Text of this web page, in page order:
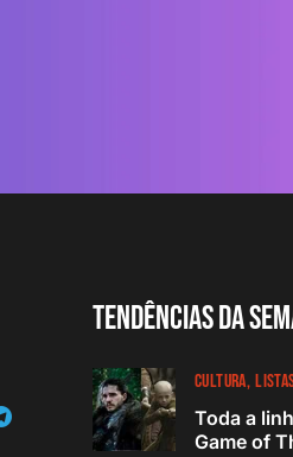
Tendências da
CULTURA
Toda a
Game of